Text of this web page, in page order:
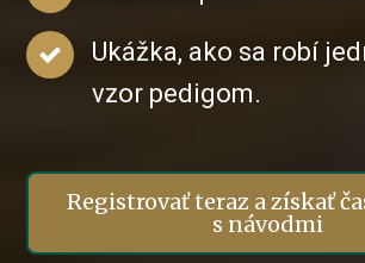
Ukážka, ako sa robí
vzor pedigom.
Registrovať teraz a získať
s návodmi